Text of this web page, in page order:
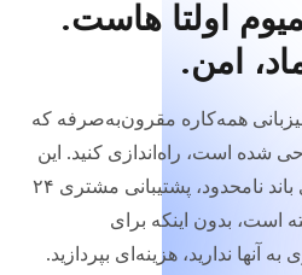
اولتا هاست.
امن.
همه‌کاره مقرون‌به‌صرفه که
است، راه‌اندازی کنید. این
راهکار شامل سی‌پنل، پهنای باند نامحدود، پشتیبانی مشتری ۲۴
است، بدون اینکه برای
آنها ندارید، هزینه‌ای بپردازید.